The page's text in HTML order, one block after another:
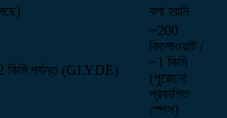
বলা হয়নি
কিমি পর্যন্ত (GLYDE)
~200
কিলোওয়াট /
~1 কিমি
(পুরোনো
প্রকাশিত
স্পেস)